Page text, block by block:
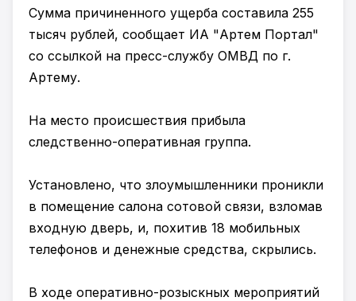
Сумма причиненного ущерба составила 255
тысяч рублей, сообщает ИА "Артем Портал"
со ссылкой на пресс-службу ОМВД по г.
Артему.
На место происшествия прибыла
следственно-оперативная группа.
Установлено, что злоумышленники проникли
в помещение салона сотовой связи, взломав
входную дверь, и, похитив 18 мобильных
телефонов и денежные средства, скрылись.
В ходе оперативно-розыскных мероприятий